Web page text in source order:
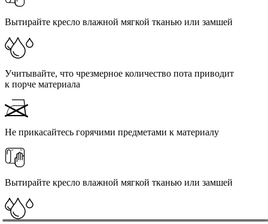
Вытирайте кресло влажной мягкой тканью или замшей
Учитывайте, что чрезмерное количество пота приводит
к порче материала
Не прикасайтесь горячими предметами к материалу
Вытирайте кресло влажной мягкой тканью или замшей